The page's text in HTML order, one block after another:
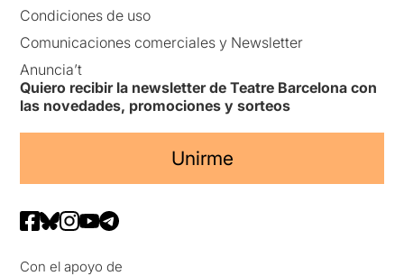
Condiciones de uso
Comunicaciones comerciales y Newsletter
Anuncia’t
Quiero recibir la newsletter de Teatre Barcelona con
las novedades, promociones y sorteos
Unirme
Con el apoyo de